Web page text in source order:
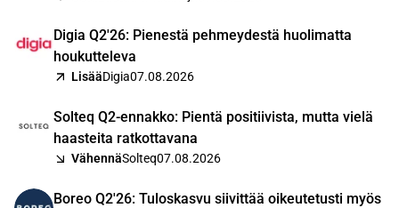
Digia Q2'26: Pienestä pehmeydestä huolimatta
houkutteleva
LisääDigia07.08.2026
Solteq Q2-ennakko: Pientä positiivista, mutta vielä
haasteita ratkottavana
VähennäSolteq07.08.2026
Boreo Q2'26: Tuloskasvu siivittää oikeutetusti myös